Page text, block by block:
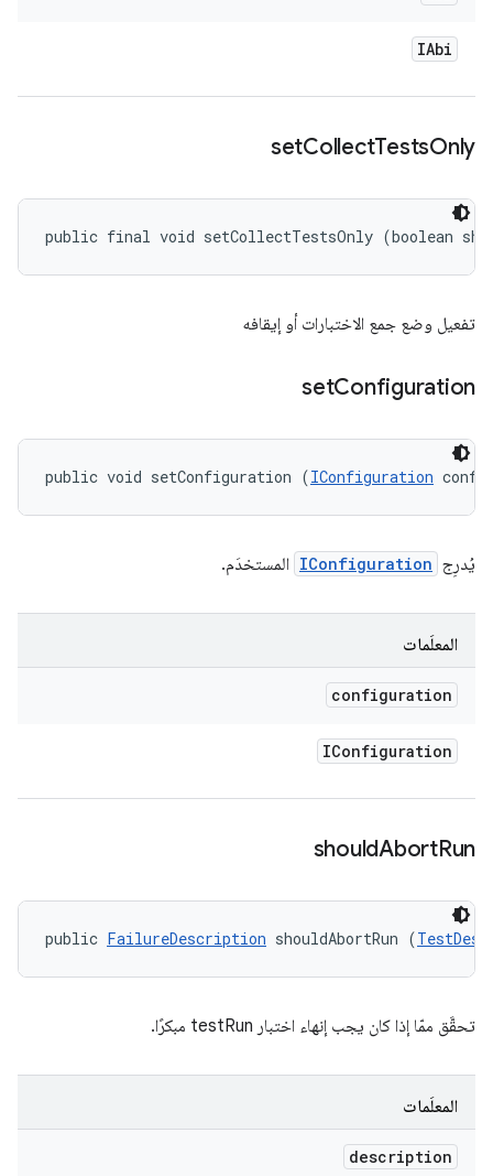
IAbi
setCollectTestsOnly
public final void setCollectTestsOnly (boolean
تفعيل وضع جمع الاختبارات أو إيقافه
setConfiguration
public void setConfiguration (IConfiguration
يُدرِج IConfiguration المستخدَم.
المعلَمات
configuration
IConfiguration
shouldAbortRun
public FailureDescription shouldAbortRun (
تحقَّق ممّا إذا كان يجب إنهاء اختبار testRun مبكرًا.
المعلَمات
description